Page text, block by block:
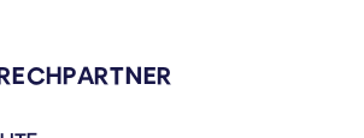
INHALTE